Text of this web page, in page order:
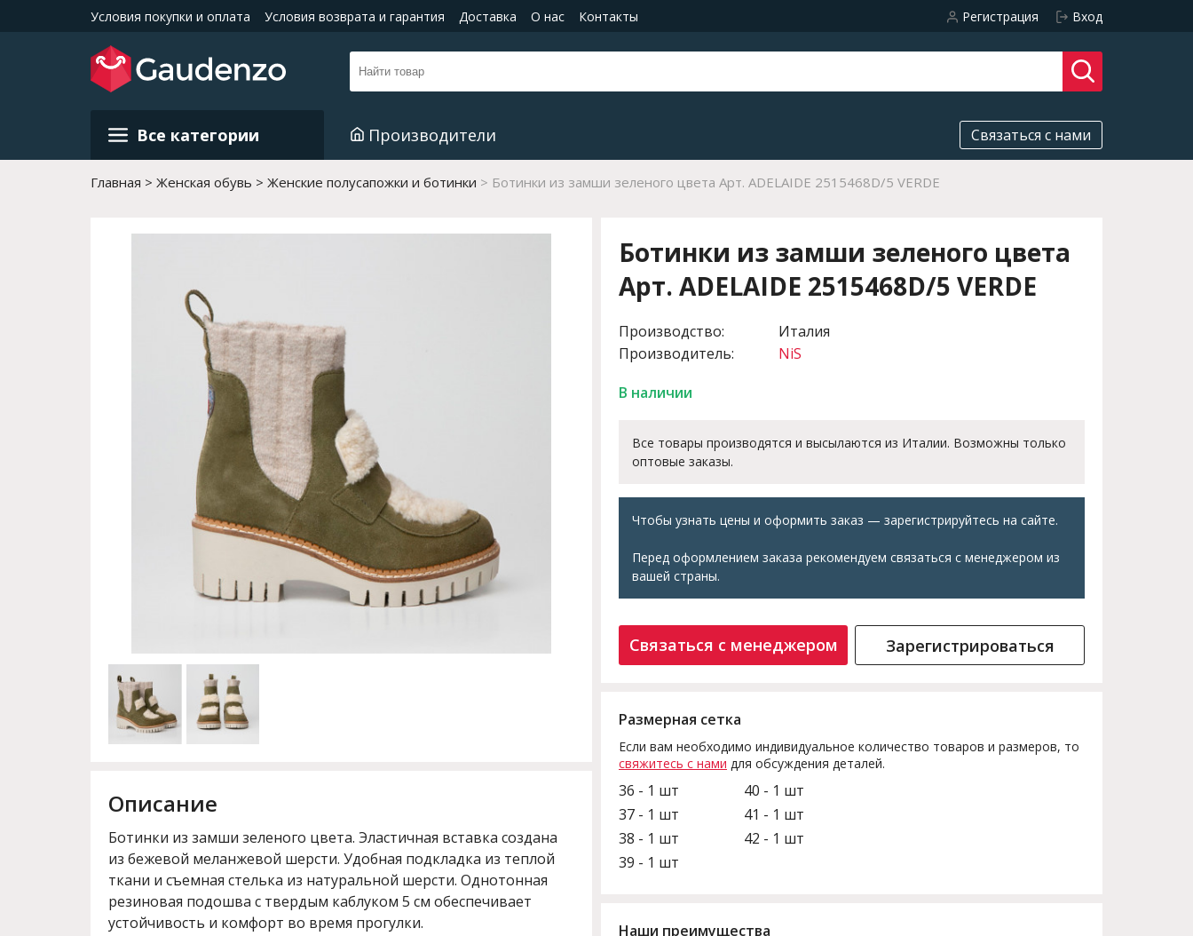
Условия покупки и оплата Условия возврата и гарантия Доставка О нас Контакты Регистрация Вход
Все категории Производители Связаться с нами
Главная Женская обувь Женские полусапожки и ботинки Ботинки из замши зеленого цвета Арт. ADELAIDE 2515468D/5 VERDE
Описание
Ботинки из замши зеленого цвета. Эластичная вставка создана
из бежевой меланжевой шерсти. Удобная подкладка из теплой
ткани и съемная стелька из натуральной шерсти. Однотонная
резиновая подошва с твердым каблуком 5 см обеспечивает
устойчивость и комфорт во время прогулки.
Ботинки из замши зеленого цвета
Арт. ADELAIDE 2515468D/5 VERDE
Производство:
Производитель:
Италия
NiS
В наличии
Все товары производятся и высылаются из Италии. Возможны только
оптовые заказы.
Чтобы узнать цены и оформить заказ — зарегистрируйтесь на сайте.
Перед оформлением заказа рекомендуем связаться с менеджером из
вашей страны.
Связаться с менеджером Зарегистрироваться
Размерная сетка
Если вам необходимо индивидуальное количество товаров и размеров, то
свяжитесь с нами для обсуждения деталей.
36 - 1 шт
37 - 1 шт
38 - 1 шт
39 - 1 шт
40 - 1 шт
41 - 1 шт
42 - 1 шт
Наши преимущества